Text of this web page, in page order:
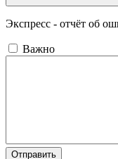
Экспресс - отчёт об
Важно
Отправить